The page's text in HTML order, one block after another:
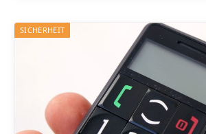
SICHERHEIT